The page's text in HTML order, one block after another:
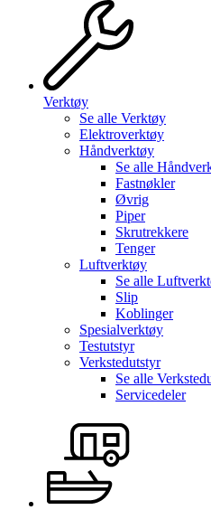
Verktøy
Se alle Verktøy
Elektroverktøy
Håndverktøy
Se alle
Fastnøkler
Øvrig
Piper
Skrutrekkere
Tenger
Luftverktøy
Se alle
Slip
Koblinger
Spesialverktøy
Testutstyr
Verkstedutstyr
Se alle
Servicedeler